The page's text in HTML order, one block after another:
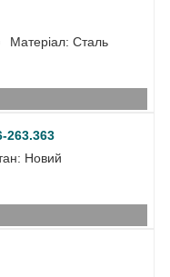
Матеріал: Сталь
263.363
Новий